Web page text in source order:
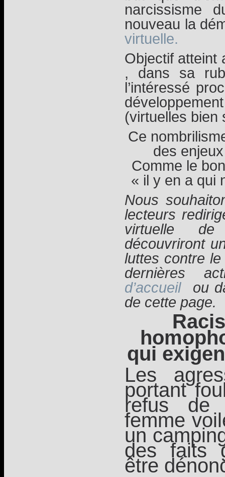
narcissisme
nouveau la
virtuelle.
Objectif atteint
, dans sa
l’intéressé
(virtuelles bien
Ce
des
Comme le
« il y en a qui
Nous
lecteurs
virtuelle
découvriront
luttes contre
dernières
d’accueil
ou
de cette page.
qui
Les
portant
refus de
femme
un
des faits
être